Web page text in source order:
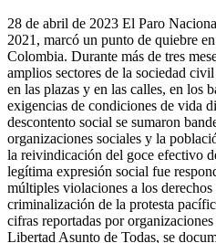
28 de abril de 2023 El Paro
2021, marcó un punto de quiebre
Colombia. Durante más de tres
amplios sectores de la sociedad
en las plazas y en las calles, en los
exigencias de condiciones de vida
descontento social se sumaron
organizaciones sociales y la
la reivindicación del goce efectivo
legítima expresión social fue
múltiples violaciones a los
criminalización de la protesta
cifras reportadas por
Libertad Asunto de Todas, se